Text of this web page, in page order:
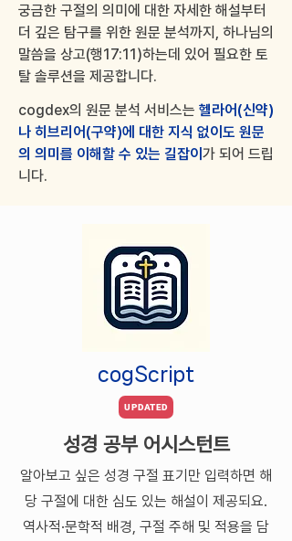
궁금한 구절의 의미에 대한 자세한 해설부터
더 깊은 탐구를 위한 원문 분석까지, 하나님의
말씀을 상고(행17:11)하는데 있어 필요한 토
탈 솔루션을 제공합니다.
cogdex의 원문 분석 서비스는 헬라어(신약)
나 히브리어(구약)에 대한 지식 없이도 원문
의 의미를 이해할 수 있는 길잡이 가 되어 드립
니다.
cogScript
UPDATED
성경 공부 어시스턴트
​알아보고 싶은 성경 구절 표기 만 입력하면 해
당 구절에 대한 심도 있는 해설이 제공되요.
역사적·문학적 배경, 구절 주해 및 적용을 담